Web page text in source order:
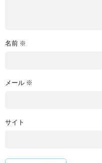
名前 ※
メール ※
サイト